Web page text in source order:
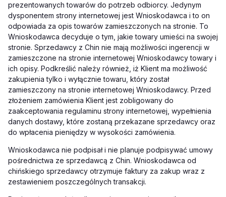
prezentowanych towarów do potrzeb odbiorcy. Jedynym
dysponentem strony internetowej jest Wnioskodawca i to on
odpowiada za opis towarów zamieszczonych na stronie. To
Wnioskodawca decyduje o tym, jakie towary umieści na swojej
stronie. Sprzedawcy z Chin nie mają możliwości ingerencji w
zamieszczone na stronie internetowej Wnioskodawcy towary i
ich opisy. Podkreślić należy również, iż Klient ma możliwość
zakupienia tylko i wyłącznie towaru, który został
zamieszczony na stronie internetowej Wnioskodawcy. Przed
złożeniem zamówienia Klient jest zobligowany do
zaakceptowania regulaminu strony internetowej, wypełnienia
danych dostawy, które zostaną przekazane sprzedawcy oraz
do wpłacenia pieniędzy w wysokości zamówienia.
Wnioskodawca nie podpisał i nie planuje podpisywać umowy
pośrednictwa ze sprzedawcą z Chin. Wnioskodawca od
chińskiego sprzedawcy otrzymuje faktury za zakup wraz z
zestawieniem poszczególnych transakcji.